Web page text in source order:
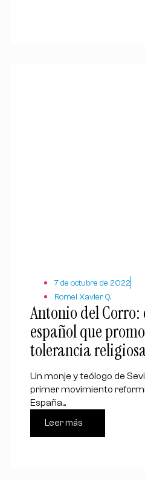
7 de octubre de 2022
Romel Xavier Q.
Antonio del
español que
tolerancia
Un monje y teólogo de
primer movimiento
España...
Leer más